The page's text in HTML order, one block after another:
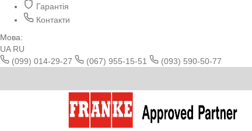
Гарантія
Контакти
Мова:
UA RU
(099) 014-29-27
(067) 955-15-51
(093) 590-50-77